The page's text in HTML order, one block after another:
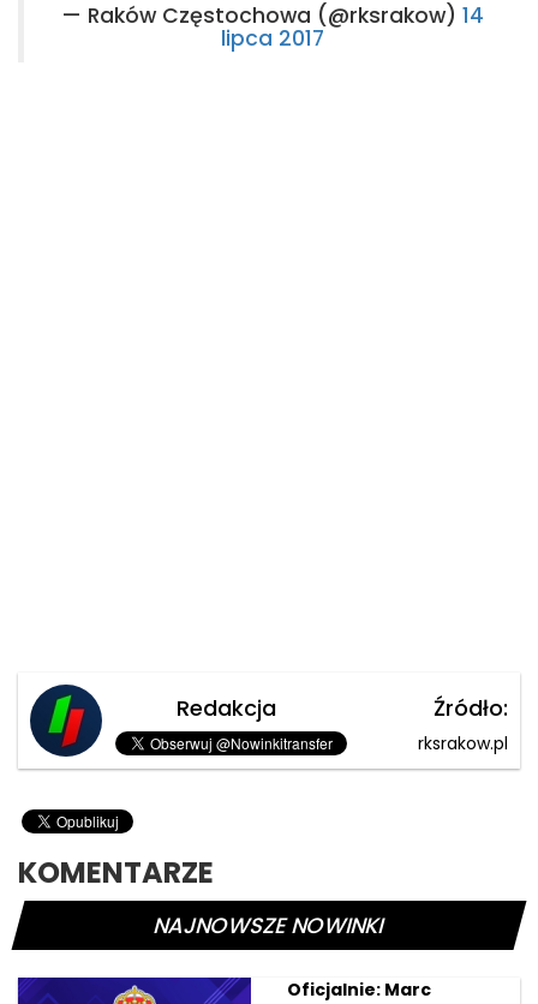
— Raków Częstochowa (@rksrakow) 14
lipca 2017
Redakcja Źródło:
rksrakow.pl
KOMENTARZE
NAJNOWSZE NOWINKI
Oficjalnie: Marc